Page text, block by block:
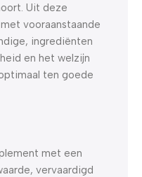
Uit deze
vooraanstaande
ingrediënten
en het welzijn
ten goede
met een
vervaardigd